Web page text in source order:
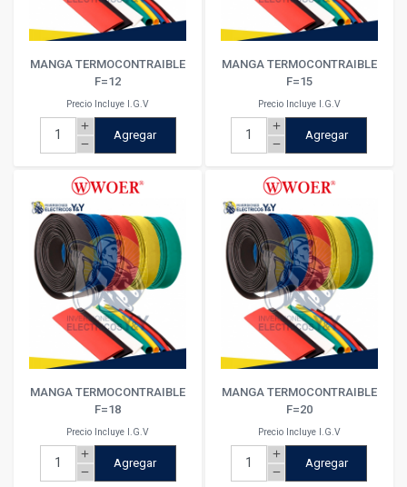
MANGA TERMOCONTRAIBLE
F=12
Precio Incluye I.G.V
add
remove
Agregar
MANGA TERMOCONTRAIBLE
F=15
Precio Incluye I.G.V
add
remove
Agregar
MANGA TERMOCONTRAIBLE
F=18
Precio Incluye I.G.V
add
remove
Agregar
MANGA TERMOCONTRAIBLE
F=20
Precio Incluye I.G.V
add
remove
Agregar